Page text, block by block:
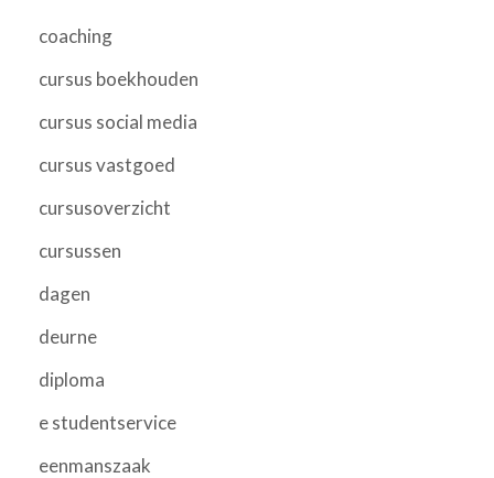
coaching
cursus boekhouden
cursus social media
cursus vastgoed
cursusoverzicht
cursussen
dagen
deurne
diploma
e studentservice
eenmanszaak